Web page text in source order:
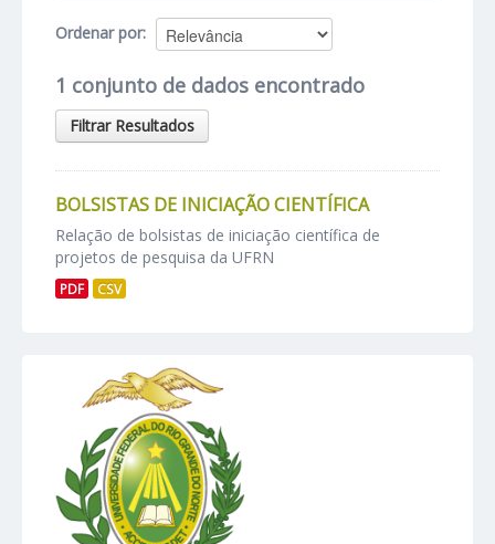
Ordenar por
1 conjunto de dados encontrado
Filtrar Resultados
BOLSISTAS DE INICIAÇÃO CIENTÍFICA
Relação de bolsistas de iniciação científica de
projetos de pesquisa da UFRN
PDF CSV